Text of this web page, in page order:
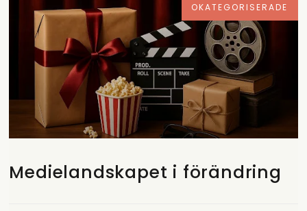
OKATEGORISERADE
Medielandskapet i förändring